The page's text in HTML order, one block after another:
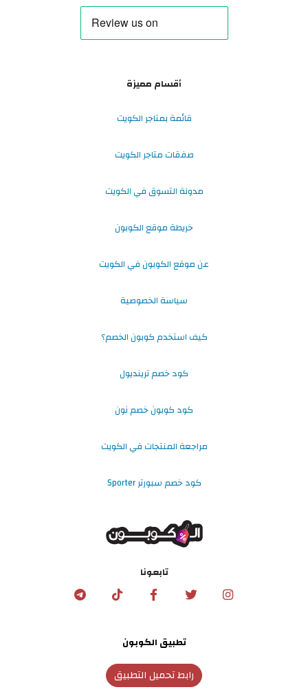
أقسام مميزة
قائمة بمتاجر الكويت
صفقات متاجر الكويت
مدونة التسوق في الكويت
خريطة موقع الكوبون
عن موقع الكوبون في الكويت
سياسة الخصوصية
كيف استخدم كوبون الخصم؟
كود خصم ترينديول
كود كوبون خصم نون
مراجعة المنتجات في الكويت
كود خصم سبورتر Sporter
تابعونا
تطبيق الكوبون
رابط تحميل التطبيق